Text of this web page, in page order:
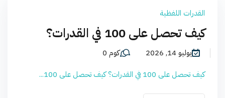
القدرات اللفظية
كيف تحصل على 100 في القدرات؟
يوليو 14, 2026
كوم 0
كيف تحصل على 100 في القدرات؟ كيف تحصل على 100...